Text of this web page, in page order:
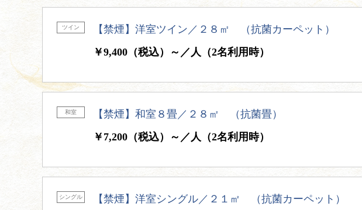
ツイン
【禁煙】洋室ツイン／２８㎡ （抗菌カーペット）
￥9,400（税込）～／人（2名利用時）
和室
【禁煙】和室８畳／２８㎡ （抗菌畳）
￥7,200（税込）～／人（2名利用時）
シングル
【禁煙】洋室シングル／２１㎡ （抗菌カーペット）